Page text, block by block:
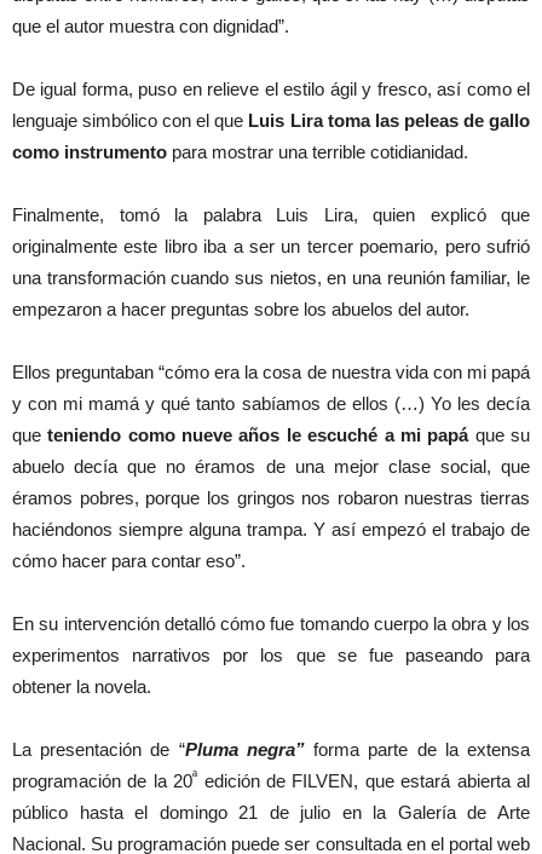
que el autor muestra con dignidad”.
De igual forma, puso en relieve el estilo ágil y fresco, así como el
lenguaje simbólico con el que Luis Lira toma las peleas de gallo
como instrumento para mostrar una terrible cotidianidad.
Finalmente, tomó la palabra Luis Lira, quien explicó que
originalmente este libro iba a ser un tercer poemario, pero sufrió
una transformación cuando sus nietos, en una reunión familiar, le
empezaron a hacer preguntas sobre los abuelos del autor.
Ellos preguntaban “cómo era la cosa de nuestra vida con mi papá
y con mi mamá y qué tanto sabíamos de ellos (…) Yo les decía
queteniendo como nueve años le escuché a mi papáque su
abuelo decía que no éramos de una mejor clase social, que
éramos pobres, porque los gringos nos robaron nuestras tierras
haciéndonos siempre alguna trampa. Y así empezó el trabajo de
cómo hacer para contar eso”.
En su intervención detalló cómo fue tomando cuerpo la obra y los
experimentos narrativos por los que se fue paseando para
obtener la novela.
La presentación de “Pluma negra”forma parte de la extensa
programación de la 20ª edición de FILVEN, que estará abierta al
público hasta el domingo 21 de julio en la Galería de Arte
Nacional. Su programación puede ser consultada en el portal web